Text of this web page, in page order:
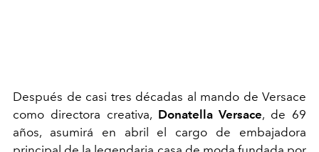
Después de casi tres décadas al mando de Versace
como directora creativa, Donatella Versace, de 69
años, asumirá en abril el cargo de embajadora